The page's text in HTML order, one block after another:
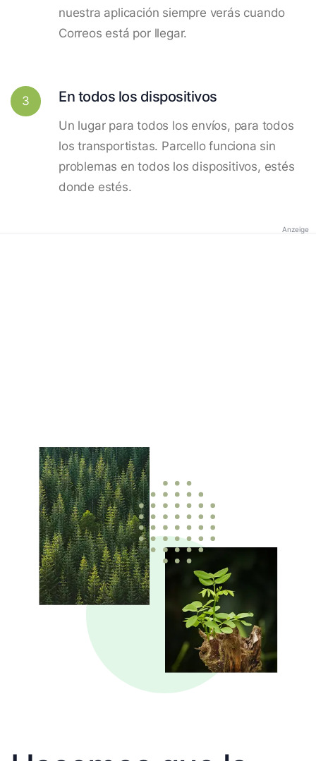
nuestra aplicación siempre verás cuando
Correos está por llegar.
3 En todos los dispositivos
Un lugar para todos los envíos, para todos
los transportistas. Parcello funciona sin
problemas en todos los dispositivos, estés
donde estés.
Anzeige